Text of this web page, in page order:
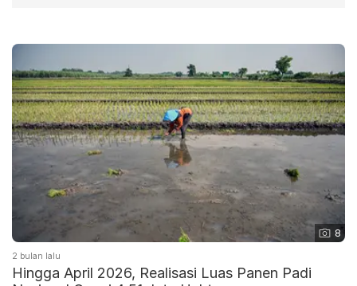
8
2 bulan lalu
Hingga April 2026, Realisasi Luas Panen Padi